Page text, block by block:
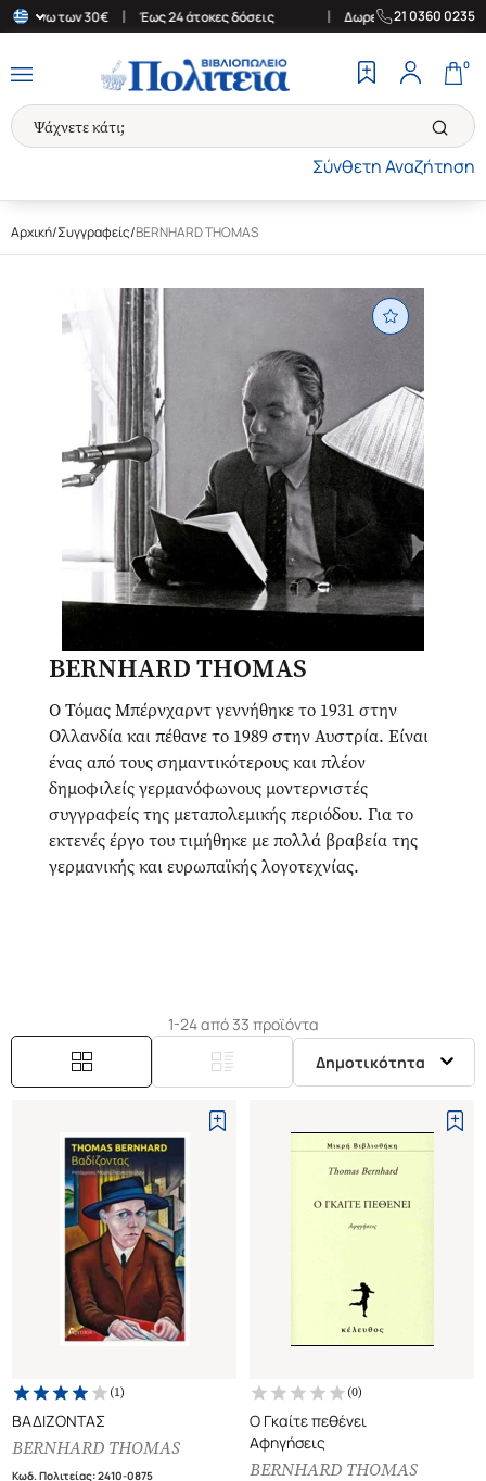
άνω των 30€ | Έως 24 άτοκες δόσεις Δωρεάν Μεταφορικά στην
21 0360 0235
Σύνθετη Αναζήτηση
0
Αρχική/Συγγραφείς/BERNHARD THOMAS
BERNHARD THOMAS
Ο Τόμας Μπέρνχαρντ γεννήθηκε το 1931 στην
Ολλανδία και πέθανε το 1989 στην Αυστρία. Είναι
ένας από τους σημαντικότερους και πλέον
δημοφιλείς γερμανόφωνους μοντερνιστές
συγγραφείς της μεταπολεμικής περιόδου. Για το
εκτενές έργο του τιμήθηκε με πολλά βραβεία της
γερμανικής και ευρωπαϊκής λογοτεχνίας.
1-24 από 33 προϊόντα
Δημοτικότητα
(1)
ΒΑΔΙΖΟΝΤΑΣ
BERNHARD THOMAS
Κωδ. Πολιτείας:2410-0875
(0)
Ο Γκαίτε πεθένει
Αφηγήσεις
BERNHARD THOMAS